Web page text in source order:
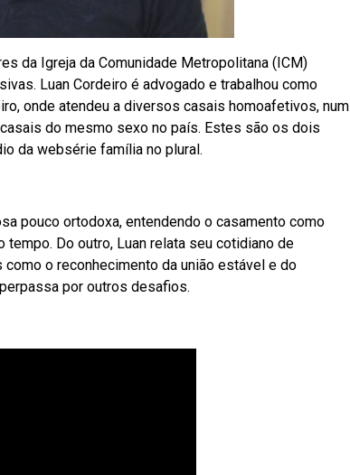
da Igreja da Comunidade Metropolitana (ICM)
Luan Cordeiro é advogado e trabalhou como
onde atendeu a diversos casais homoafetivos, num
do mesmo sexo no país. Estes são os dois
da websérie família no plural.
pouco ortodoxa, entendendo o casamento como
Do outro, Luan relata seu cotidiano de
o reconhecimento da união estável e do
por outros desafios.